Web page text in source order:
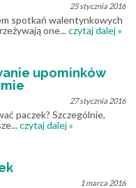
25 stycznia 2016
spotkań walentynkowych
one...czytaj dalej »
upominków
27 stycznia 2016
paczek? Szczególnie,
czytaj dalej »
1 marca 2016